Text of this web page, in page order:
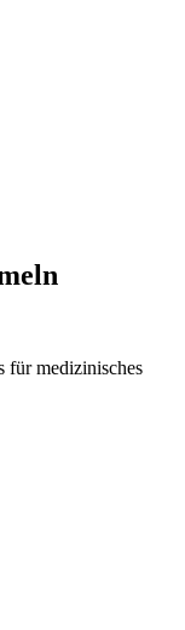
für medizinisches